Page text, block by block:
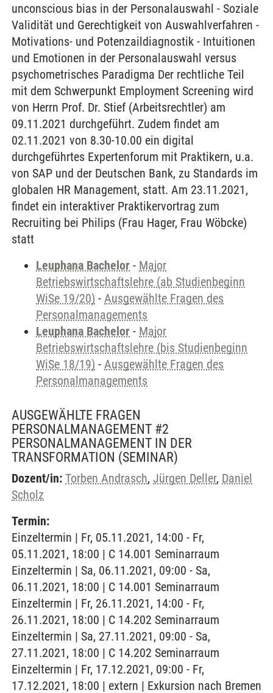
unconscious bias in der Personalauswahl - Soziale
Validität und Gerechtigkeit von Auswahlverfahren -
Motivations- und Potenzaildiagnostik - Intuitionen
und Emotionen in der Personalauswahl versus
psychometrisches Paradigma Der rechtliche Teil
mit dem Schwerpunkt Employment Screening wird
von Herrn Prof. Dr. Stief (Arbeitsrechtler) am
09.11.2021 durchgeführt. Zudem findet am
02.11.2021 von 8.30-10.00 ein digital
durchgeführtes Expertenforum mit Praktikern, u.a.
von SAP und der Deutschen Bank, zu Standards im
globalen HR Management, statt. Am 23.11.2021,
findet ein interaktiver Praktikervortrag zum
Recruiting bei Philips (Frau Hager, Frau Wöbcke)
statt
Leuphana Bachelor - Major
Betriebswirtschaftslehre (ab Studienbeginn
WiSe 19/20) - Ausgewählte Fragen des
Personalmanagements
Leuphana Bachelor - Major
Betriebswirtschaftslehre (bis Studienbeginn
WiSe 18/19) - Ausgewählte Fragen des
Personalmanagements
AUSGEWÄHLTE FRAGEN
PERSONALMANAGEMENT #2
PERSONALMANAGEMENT IN DER
TRANSFORMATION (SEMINAR)
Dozent/in: Torben Andrasch, Jürgen Deller, Daniel
Scholz
Termin:
Einzeltermin | Fr, 05.11.2021, 14:00 - Fr,
05.11.2021, 18:00 | C 14.001 Seminarraum
Einzeltermin | Sa, 06.11.2021, 09:00 - Sa,
06.11.2021, 18:00 | C 14.001 Seminarraum
Einzeltermin | Fr, 26.11.2021, 14:00 - Fr,
26.11.2021, 18:00 | C 14.202 Seminarraum
Einzeltermin | Sa, 27.11.2021, 09:00 - Sa,
27.11.2021, 18:00 | C 14.202 Seminarraum
Einzeltermin | Fr, 17.12.2021, 09:00 - Fr,
17.12.2021, 18:00 | extern | Exkursion nach Bremen